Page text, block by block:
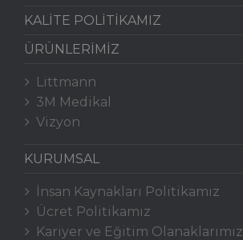
KALİTE POLİTİKAMIZ
ÜRÜNLERİMİZ
Littmann
3M Medikal
Vizyon
KURUMSAL
İnsan Kaynakları Politikamız
Ücret Politikamız
Kariyer ve Eğitim Olanaklarımız